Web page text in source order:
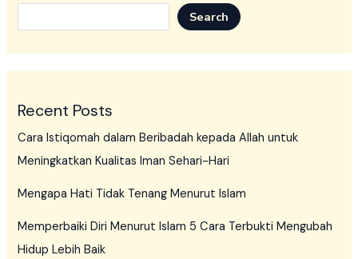
Search
Recent Posts
Cara Istiqomah dalam Beribadah kepada Allah untuk
Meningkatkan Kualitas Iman Sehari-Hari
Mengapa Hati Tidak Tenang Menurut Islam
Memperbaiki Diri Menurut Islam 5 Cara Terbukti Mengubah
Hidup Lebih Baik